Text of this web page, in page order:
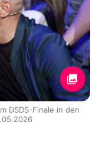
DSDS-Finale in den